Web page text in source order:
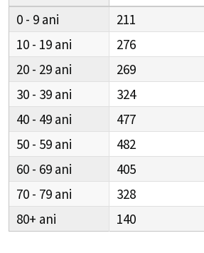
0 - 9 211
10 - 19
276
20 - 29
269
30 - 39
324
40 - 49
477
50 - 59
482
60 - 69
405
70 - 79
328
80+
140